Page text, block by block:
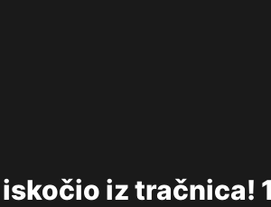
iz tračnica!